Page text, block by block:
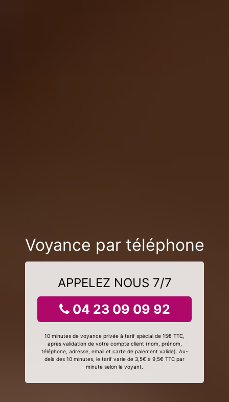
Voyance par téléphone
APPELEZ NOUS 7/7
04 23 09 09 92
10 minutes de voyance privée à tarif spécial de 15€ TTC,
après validation de votre compte client (nom, prénom,
téléphone, adresse, email et carte de paiement valide). Au-
delà des 10 minutes, le tarif varie de 3,5€ à 9,5€ TTC par
minute selon le voyant.